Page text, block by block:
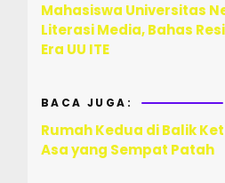
Mahasiswa Universitas
Literasi Media, Bahas
Era UU ITE
BACA JUGA:
Rumah Kedua di Balik
Asa yang Sempat Patah